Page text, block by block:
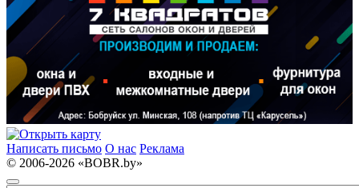
Написать письмо О нас Реклама
© 2006-2026 «BOBR.by»